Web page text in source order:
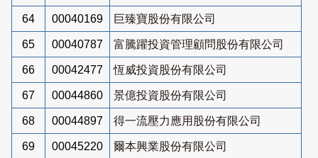
64 00040169 巨臻寶股份有限公司
65 00040787 富騰躍投資管理顧問股份有限公司
66 00042477 恆威投資股份有限公司
67 00044860 景億投資股份有限公司
68 00044897 得一流壓力應用股份有限公司
69 00045220 爾本興業股份有限公司